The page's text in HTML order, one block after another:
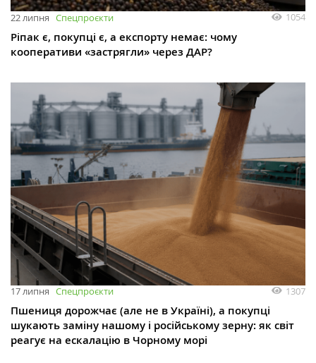
22 липня Спецпроєкти 1054
Ріпак є, покупці є, а експорту немає: чому
кооперативи «застрягли» через ДАР?
17 липня Спецпроєкти 1307
Пшениця дорожчає (але не в Україні), а покупці
шукають заміну нашому і російському зерну: як світ
реагує на ескалацію в Чорному морі